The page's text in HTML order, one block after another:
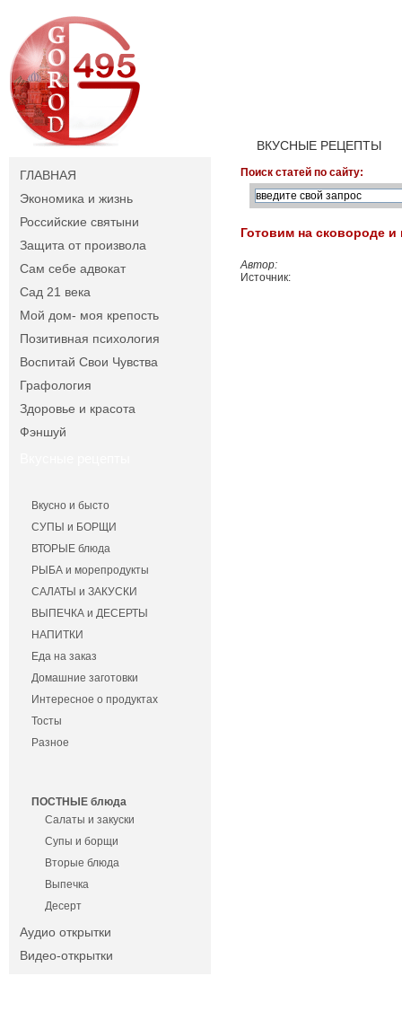
ГЛАВНАЯ
Экономика и жизнь
Российские святыни
Защита от произвола
Сам себе адвокат
Сад 21 века
Мой дом- моя крепость
Позитивная психология
Воспитай Свои Чувства
Графология
Здоровье и красота
Фэншуй
Вкусно и бысто
СУПЫ и БОРЩИ
ВТОРЫЕ блюда
РЫБА и морепродукты
САЛАТЫ и ЗАКУСКИ
ВЫПЕЧКА и ДЕСЕРТЫ
НАПИТКИ
Еда на заказ
Домашние заготовки
Интересное о продуктах
Тосты
Разное
ПОСТНЫЕ блюда
Салаты и закуски
Супы и борщи
Вторые блюда
Выпечка
Десерт
Аудио открытки
Видео-открытки
ВКУСНЫЕ РЕЦЕПТЫ
Поиск статей по сайту:
Готовим на сковороде и
Автор:
Источник: